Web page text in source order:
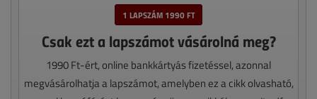
1 LAPSZÁM 1990 FT
Csak ezt a lapszámot vásárolná meg?
1990 Ft-ért, online bankkártyás fizetéssel, azonnal
megvásárolhatja a lapszámot, amelyben ez a cikk olvasható,